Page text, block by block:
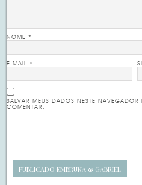
NOME*
E-MAIL*
SALVAR MEUS DADOS NESTE
COMENTAR.
PUBLICADO EMBRUNA & GABRIEL